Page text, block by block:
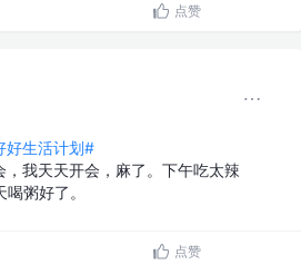
点赞
好生活计划#
我天天开会，麻了。下午吃太辣
粥好了。
点赞